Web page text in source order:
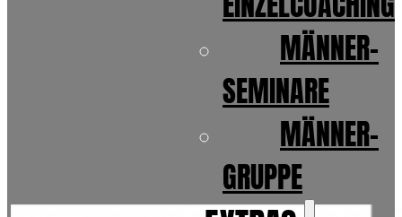
MÄNNER-
SEMINARE
MÄNNER-
GRUPPE